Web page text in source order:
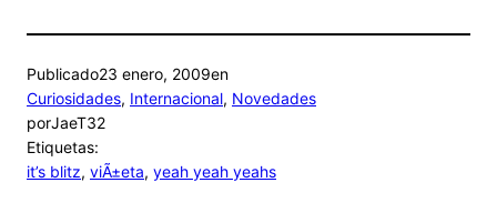
Publicado23 enero, 2009en
Curiosidades, Internacional, Novedades
porJaeT32
Etiquetas:
it’s blitz, viÃ±eta, yeah yeah yeahs